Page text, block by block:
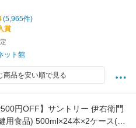
(5,965件)
賞
ット館
商品を安い順で見る
500円OFF】サントリー 伊右衛門
用食品) 500ml×24本×2ケース(48